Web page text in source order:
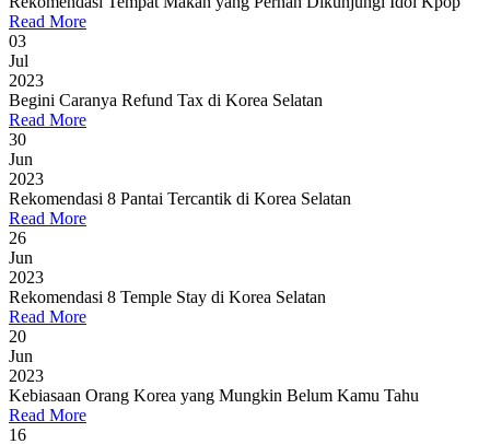
Read More
03
Jul
2023
Begini Caranya Refund Tax di Korea Selatan
Read More
30
Jun
2023
Rekomendasi 8 Pantai Tercantik di Korea Selatan
Read More
26
Jun
2023
Rekomendasi 8 Temple Stay di Korea Selatan
Read More
20
Jun
2023
Kebiasaan Orang Korea yang Mungkin Belum Kamu Tahu
Read More
16